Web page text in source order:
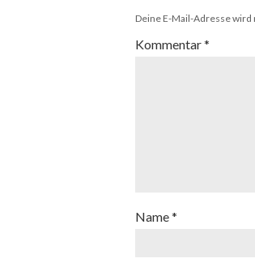
Deine E-Mail-Adresse
Kommentar*
Name*